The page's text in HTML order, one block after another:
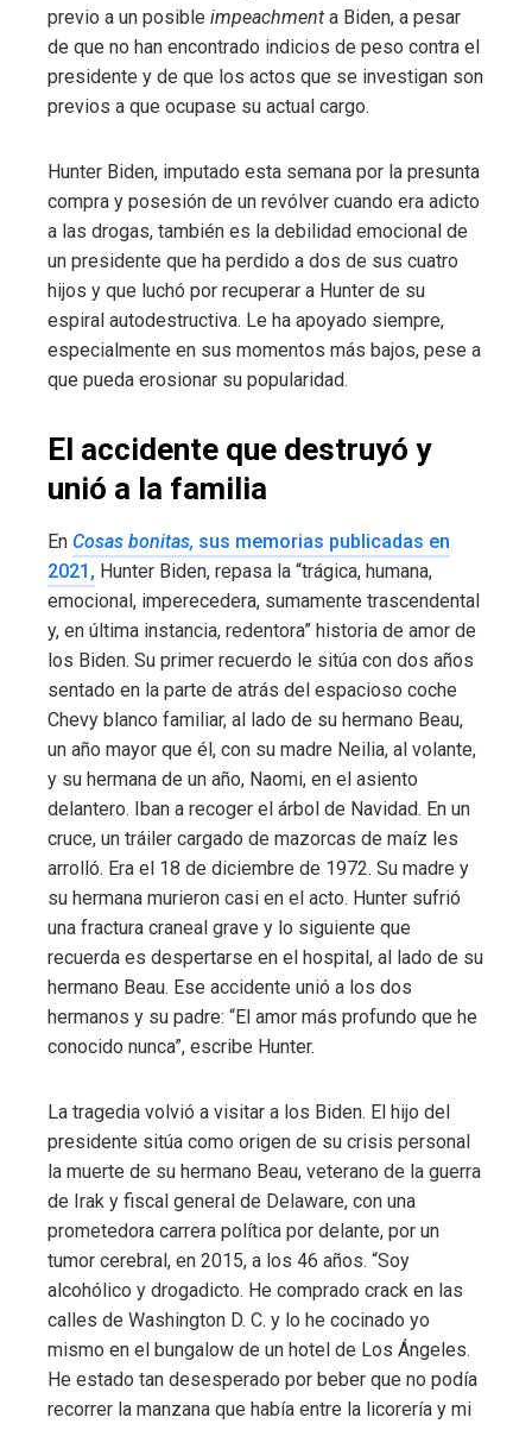
previo a un posible impeachment a Biden, a pesar
de que no han encontrado indicios de peso contra el
presidente y de que los actos que se investigan son
previos a que ocupase su actual cargo.
Hunter Biden, imputado esta semana por la presunta
compra y posesión de un revólver cuando era adicto
a las drogas, también es la debilidad emocional de
un presidente que ha perdido a dos de sus cuatro
hijos y que luchó por recuperar a Hunter de su
espiral autodestructiva. Le ha apoyado siempre,
especialmente en sus momentos más bajos, pese a
que pueda erosionar su popularidad.
El accidente que destruyó y
unió a la familia
En Cosas bonitas, sus memorias publicadas en
2021, Hunter Biden, repasa la “trágica, humana,
emocional, imperecedera, sumamente trascendental
y, en última instancia, redentora” historia de amor de
los Biden. Su primer recuerdo le sitúa con dos años
sentado en la parte de atrás del espacioso coche
Chevy blanco familiar, al lado de su hermano Beau,
un año mayor que él, con su madre Neilia, al volante,
y su hermana de un año, Naomi, en el asiento
delantero. Iban a recoger el árbol de Navidad. En un
cruce, un tráiler cargado de mazorcas de maíz les
arrolló. Era el 18 de diciembre de 1972. Su madre y
su hermana murieron casi en el acto. Hunter sufrió
una fractura craneal grave y lo siguiente que
recuerda es despertarse en el hospital, al lado de su
hermano Beau. Ese accidente unió a los dos
hermanos y su padre: “El amor más profundo que he
conocido nunca”, escribe Hunter.
La tragedia volvió a visitar a los Biden. El hijo del
presidente sitúa como origen de su crisis personal
la muerte de su hermano Beau, veterano de la guerra
de Irak y fiscal general de Delaware, con una
prometedora carrera política por delante, por un
tumor cerebral, en 2015, a los 46 años. “Soy
alcohólico y drogadicto. He comprado crack en las
calles de Washington D. C. y lo he cocinado yo
mismo en el bungalow de un hotel de Los Ángeles.
He estado tan desesperado por beber que no podía
recorrer la manzana que había entre la licorería y mi